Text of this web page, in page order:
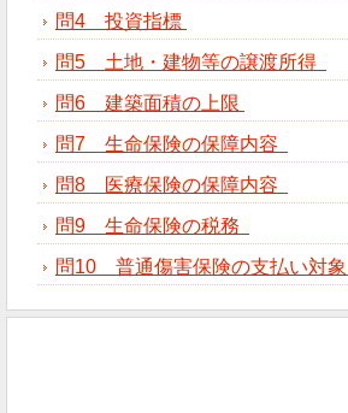
問4 投資指標
問5 土地・建物等の譲渡所得
問6 建築面積の上限
問7 生命保険の保障内容
問8 医療保険の保障内容
問9 生命保険の税務
問10 普通傷害保険の支払い対象